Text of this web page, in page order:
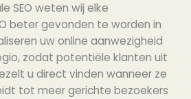
SEO weten wij elke
beter gevonden te worden in
uw online aanwezigheid
zodat potentiële klanten uit
u direct vinden wanneer ze
tot meer gerichte bezoekers